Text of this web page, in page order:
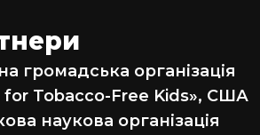
громадська організація
for Tobacco-Free Kids», США
наукова організація